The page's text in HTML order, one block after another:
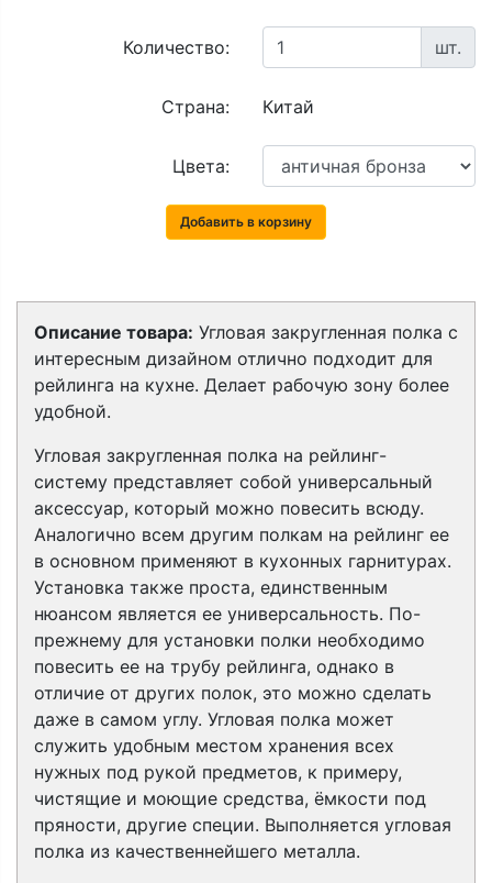
Количество: шт.
Страна: Китай
Цвета:
Добавить в корзину
Описание товара: Угловая закругленная полка с
интересным дизайном отлично подходит для
рейлинга на кухне. Делает рабочую зону более
удобной.
Угловая закругленная полка на рейлинг-
систему представляет собой универсальный
аксессуар, который можно повесить всюду.
Аналогично всем другим полкам на рейлинг ее
в основном применяют в кухонных гарнитурах.
Установка также проста, единственным
нюансом является ее универсальность. По-
прежнему для установки полки необходимо
повесить ее на трубу рейлинга, однако в
отличие от других полок, это можно сделать
даже в самом углу. Угловая полка может
служить удобным местом хранения всех
нужных под рукой предметов, к примеру,
чистящие и моющие средства, ёмкости под
пряности, другие специи. Выполняется угловая
полка из качественнейшего металла.